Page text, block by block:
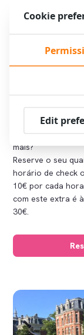
Check out
O seu voo vai
mais?
Reserve o seu
horário de check
10€ por cada
com este extra é
30€.
Cookie
Edit